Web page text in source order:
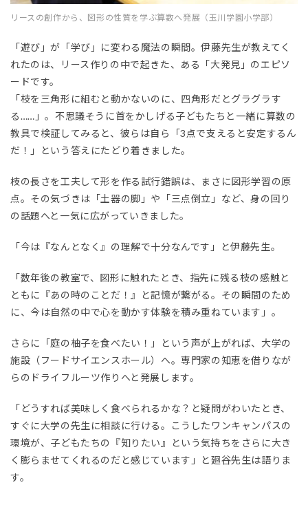
リースの創作から、図形の性質を学ぶ算数へ発展（玉川学園小学部）
「遊び」が「学び」に変わる魔法の瞬間。伊藤先生が教えてく
れたのは、リース作りの中で起きた、ある「大発見」のエピソ
ードです。
「枝を三角形に組むと動かないのに、四角形だとグラグラす
る……」。不思議そうに首をかしげる子どもたちと一緒に算数の
教具で検証してみると、彼らは自ら「3点で支えると安定するん
だ！」という答えにたどり着きました。
枝の長さを工夫して形を作る試行錯誤は、まさに図形学習の原
点。その気づきは「土器の脚」や「三点倒立」など、身の回り
の話題へと一気に広がっていきました。
「今は『なんとなく』の理解で十分なんです」と伊藤先生。
「数年後の教室で、図形に触れたとき、指先に残る枝の感触と
ともに『あの時のことだ！』と記憶が繋がる。その瞬間のため
に、今は自然の中で心を動かす体験を積み重ねています」。
さらに「庭の柚子を食べたい！」という声が上がれば、大学の
施設（フードサイエンスホール）へ。専門家の知恵を借りなが
らのドライフルーツ作りへと発展します。
「どうすれば美味しく食べられるかな？と疑問がわいたとき、
すぐに大学の先生に相談に行ける。こうしたワンキャンパスの
環境が、子どもたちの『知りたい』という気持ちをさらに大き
く膨らませてくれるのだと感じています」と廻谷先生は語りま
す。